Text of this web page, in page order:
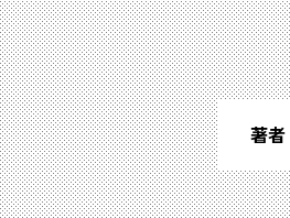
著者